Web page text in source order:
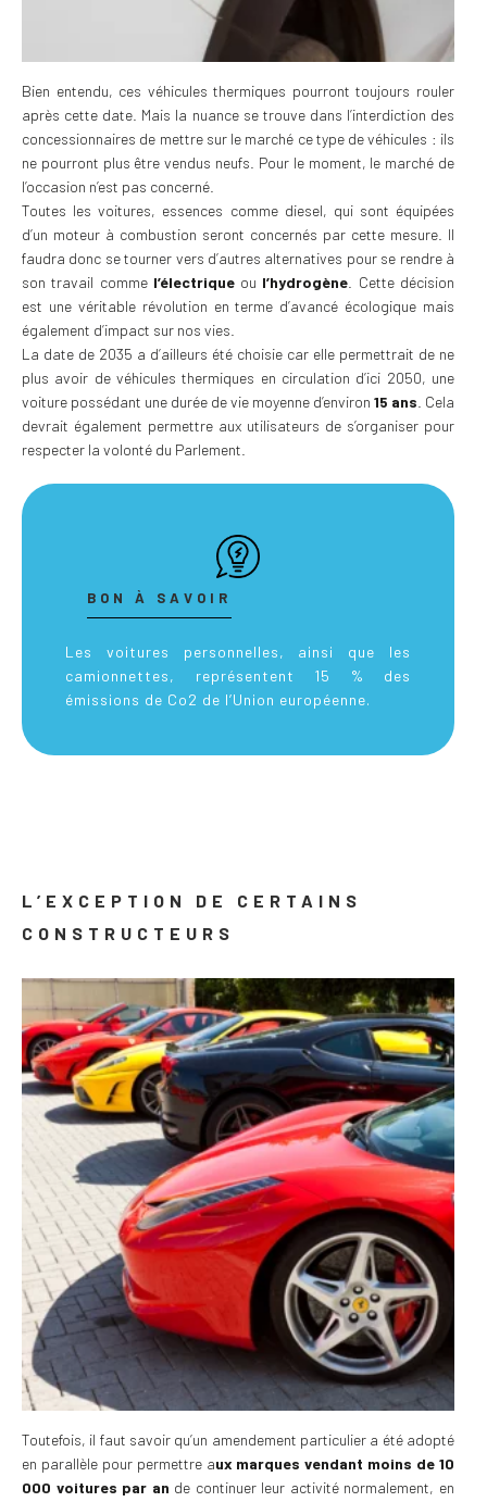
Bien entendu, ces véhicules thermiques pourront toujours rouler
après cette date. Mais la nuance se trouve dans l’interdiction des
concessionnaires de mettre sur le marché ce type de véhicules : ils
ne pourront plus être vendus neufs. Pour le moment, le marché de
l’occasion n’est pas concerné.
Toutes les voitures, essences comme diesel, qui sont équipées
d’un moteur à combustion seront concernés par cette mesure. Il
faudra donc se tourner vers d’autres alternatives pour se rendre à
son travail comme l’électriqueou l’hydrogène . Cette décision
est une véritable révolution en terme d’avancé écologique mais
également d’impact sur nos vies.
La date de 2035 a d’ailleurs été choisie car elle permettrait de ne
plus avoir de véhicules thermiques en circulation d’ici 2050, une
voiture possédant une durée de vie moyenne d’environ 15 ans . Cela
devrait également permettre aux utilisateurs de s’organiser pour
respecter la volonté du Parlement.
BON À SAVOIR
Les voitures personnelles, ainsi que les
camionnettes, représentent 15 % des
émissions de Co2 de l’Union européenne.
L’EXCEPTION DE CERTAINS
CONSTRUCTEURS
Toutefois, il faut savoir qu’un amendement particulier a été adopté
en parallèle pour permettre aux marques vendant moins de 10
000 voitures par an de continuer leur activité normalement, en